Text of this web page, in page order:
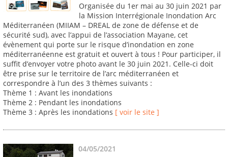
Organisée du 1er mai au 30 juin 2021 par
la Mission Interrégionale Inondation Arc
Méditerranéen (MIIAM – DREAL de zone de défense et de
sécurité sud), avec l’appui de l’association Mayane, cet
évènement qui porte sur le risque d’inondation en zone
méditerranéenne est gratuit et ouvert à tous ! Pour participer, il
suffit d’envoyer votre photo avant le 30 juin 2021. Celle-ci doit
être prise sur le territoire de l’arc méditerranéen et
correspondre à l’un des 3 thèmes suivants :
Thème 1 : Avant les inondations
Thème 2 : Pendant les inondations
Thème 3 : Après les inondations [ voir le site ]
04/05/2021